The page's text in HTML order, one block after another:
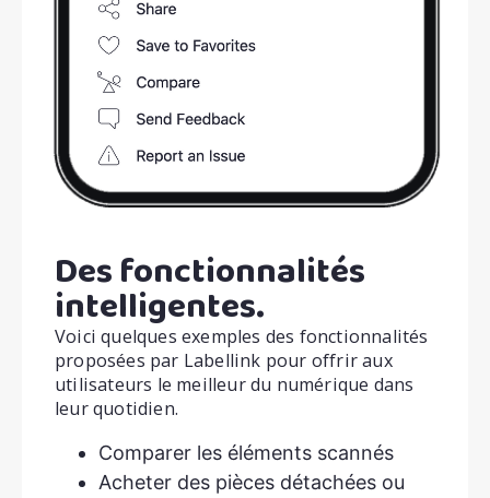
Des fonctionnalités
intelligentes.
Voici quelques exemples des fonctionnalités
proposées par Labellink pour offrir aux
utilisateurs le meilleur du numérique dans
leur quotidien.
Comparer les éléments scannés
Acheter des pièces détachées ou